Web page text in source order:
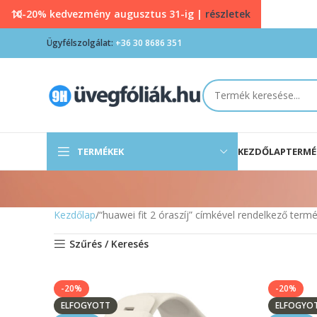
Ügyfélszolgálat: +36 30 8686 351
TERMÉKEK KEZDŐLAP
Kezdőlap “huawei fit 2 óraszíj” címkével rendelkező
Szűrés / Keresés
-20%
ELFOGYOTT
-20%
10-20% kedvezmény augusztus 31-ig | részletek